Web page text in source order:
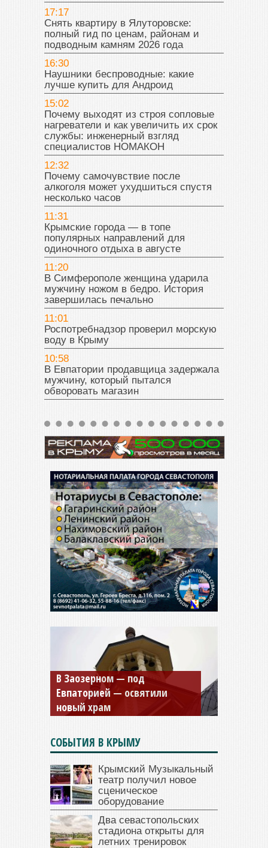
17:17
Снять квартиру в Ялуторовске:
полный гид по ценам, районам и
подводным камням 2026 года
16:30
Наушники беспроводные: какие
лучше купить для Андроид
15:02
Почему выходят из строя сопловые
нагреватели и как увеличить их срок
службы: инженерный взгляд
специалистов НОМАКОН
12:32
Почему самочувствие после
алкоголя может ухудшиться спустя
несколько часов
11:31
Крымские города — в топе
популярных направлений для
одиночного отдыха в августе
11:20
В Симферополе женщина ударила
мужчину ножом в бедро. История
завершилась печально
11:01
Роспотребнадзор проверил морскую
воду в Крыму
10:58
В Евпатории продавщица задержала
мужчину, который пытался
обворовать магазин
Мужской монастырь Косьмы
и Дамиана в Крыму вновь
открыт для посещения
СОБЫТИЯ В КРЫМУ
Крымский Музыкальный
театр получил новое
сценическое
оборудование
Два севастопольских
стадиона открыты для
летних тренировок